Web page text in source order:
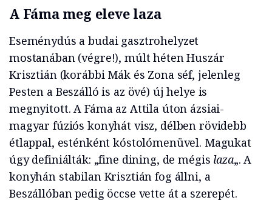
A Fáma meg eleve laza
Eseménydús a budai gasztrohelyzet
mostanában (végre!), múlt héten Huszár
Krisztián (korábbi Mák és Zona séf, jelenleg
Pesten a Beszálló is az övé) új helye is
megnyitott. A Fáma az Attila úton ázsiai-
magyar fúziós konyhát visz, délben rövidebb
étlappal, esténként kóstolómenüvel. Magukat
úgy definiálták: „fine dining, de mégis laza„. A
konyhán stabilan Krisztián fog állni, a
Beszállóban pedig öccse vette át a szerepét.